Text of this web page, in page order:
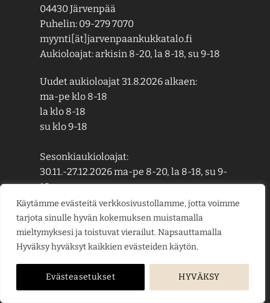
Käytämme evästeitä verkkosivustollamme, jotta voimme
tarjota sinulle hyvän kokemuksen muistamalla
mieltymyksesi ja toistuvat vierailut. Napsauttamalla
Hyväksy hyväksyt kaikkien evästeiden käytön.
Evästeasetukset HYVÄKSY
04430 Järvenpää
Puhelin: 09-279 7070
myynti[ät]jarvenpaankukkatalo.fi
Aukioloajat: arkisin 8-20, la 8-18, su 9-18
Uudet aukioloajat 31.8.2026 alkaen:
ma-pe klo 8-18
la klo 8-18
su klo 9-18
Sesonkiaukioloajat:
30.11.-27.12.2026 ma-pe 8-20, la 8-18, su 9-
18
29.3.-27.6.2027 ma-pe 8-20, la 8-18, su 9-18
29.11.-26.12.2027 ma-pe 8-20, la 8-18, su 9-
18
TUTUSTU MYÖS